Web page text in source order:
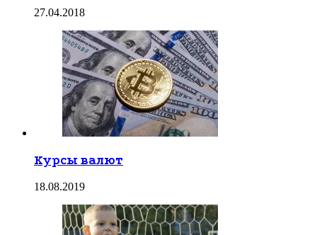
27.04.2018
Курсы валют
18.08.2019